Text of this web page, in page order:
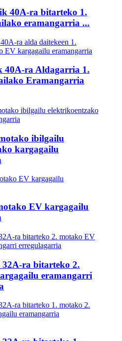
40A-ra bitarteko 1.
eramangarria ...
40A-ra Aldagarria 1.
Eramangarria
ibilgailu
kargagailu
EV kargagailu
ra bitarteko 2.
eramangarri